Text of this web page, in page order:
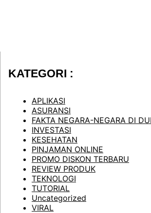
KATEGORI :
APLIKASI
ASURANSI
FAKTA NEGARA-NEGARA DI
INVESTASI
KESEHATAN
PINJAMAN ONLINE
PROMO DISKON TERBARU
REVIEW PRODUK
TEKNOLOGI
TUTORIAL
Uncategorized
VIRAL